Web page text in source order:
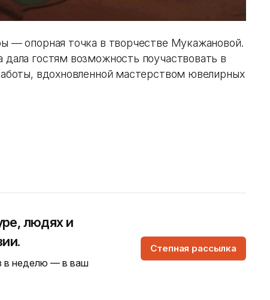
— опорная точка в творчестве Мукажановой.
гостям возможность поучаствовать в
вдохновленной мастерством ювелирных
людях и
в неделю — в ваш
Степная рассылка